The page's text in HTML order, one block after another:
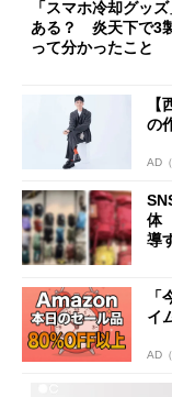
「スマホ冷却グッ
ある？ 炎天下で3
って分かったこと
の
AD
体
導
イ
AD